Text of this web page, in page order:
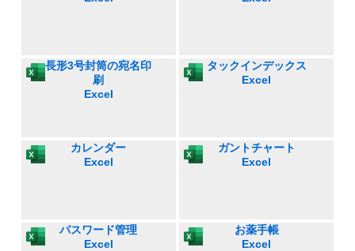
長形3号封筒の宛名印
刷
Excel
タックインデックス
Excel
カレンダー
Excel
ガントチャート
Excel
パスワード管理
Excel
お薬手帳
Excel